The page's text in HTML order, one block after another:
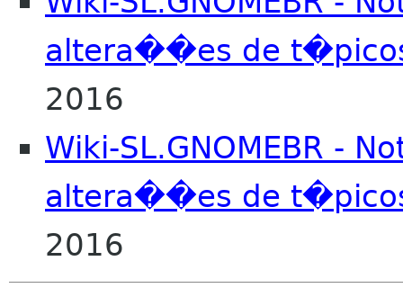
altera��es de
2016
Wiki-SL.GNOMEBR -
altera��es de
2016